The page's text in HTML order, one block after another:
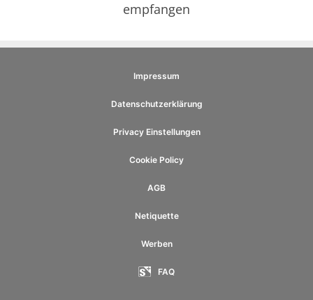
empfangen
Impressum
Datenschutzerklärung
Privacy Einstellungen
Cookie Policy
AGB
Netiquette
Werben
FAQ